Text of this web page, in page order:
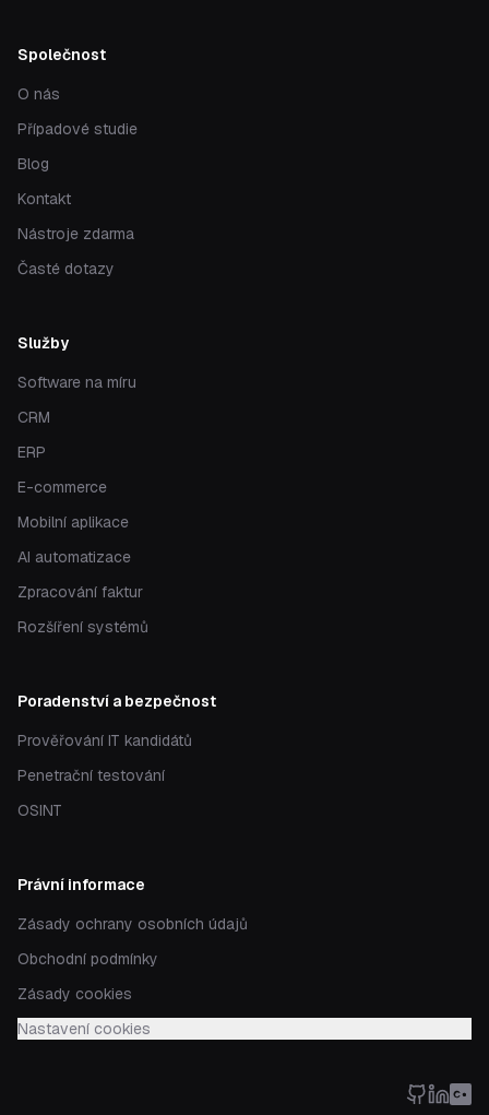
Společnost
O nás
Případové studie
Blog
Kontakt
Nástroje zdarma
Časté dotazy
Služby
Software na míru
CRM
ERP
E-commerce
Mobilní aplikace
AI automatizace
Zpracování faktur
Rozšíření systémů
Poradenství a bezpečnost
Prověřování IT kandidátů
Penetrační testování
OSINT
Právní informace
Zásady ochrany osobních údajů
Obchodní podmínky
Zásady cookies
Nastavení cookies